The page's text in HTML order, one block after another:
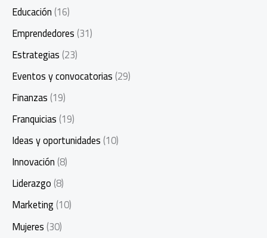
Educación(16)
Emprendedores(31)
Estrategias(23)
Eventos y convocatorias(29)
Finanzas(19)
Franquicias(19)
Ideas y oportunidades(10)
Innovación(8)
Liderazgo(8)
Marketing(10)
Mujeres(30)